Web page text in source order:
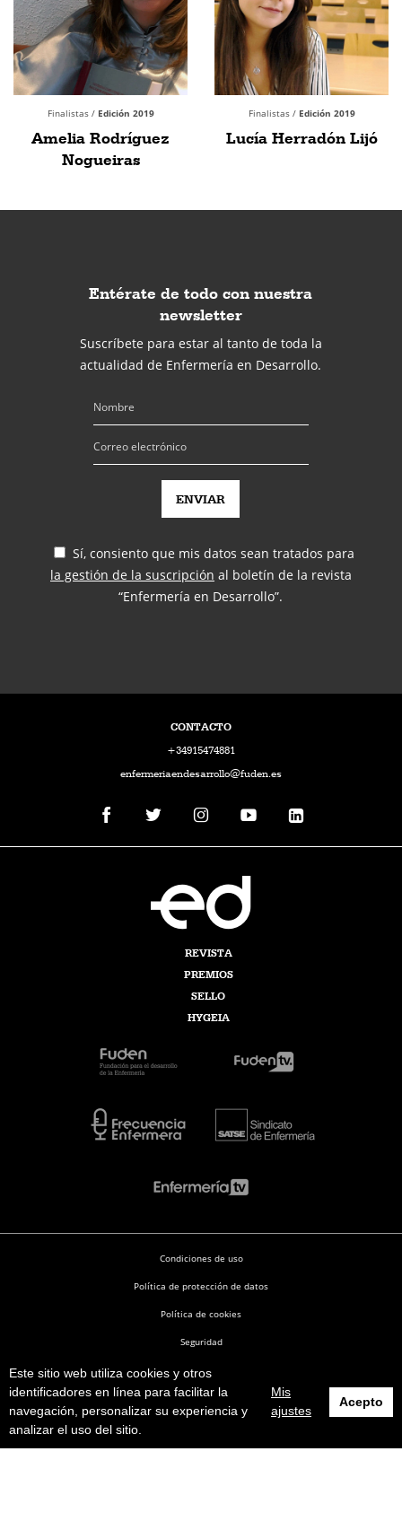
Este sitio web utiliza cookies y otros
identificadores en línea para facilitar la
navegación, personalizar su experiencia y
analizar el uso del sitio.
Mis
ajustes
Acepto
Finalistas / Edición 2019
Amelia Rodríguez
Nogueiras
Finalistas / Edición 2019
Lucía Herradón Lijó
Entérate de todo con nuestra
newsletter
Suscríbete para estar al tanto de toda la
actualidad de Enfermería en Desarrollo.
Sí, consiento que mis datos sean tratados para
la gestión de la suscripción al boletín de la revista
“Enfermería en Desarrollo”.
CONTACTO
+34915474881
enfermeriaendesarrollo@fuden.es
REVISTA
PREMIOS
SELLO
HYGEIA
Enfermería en Desarrollo © 2026
Condiciones de uso
Política de protección de datos
Política de cookies
Seguridad